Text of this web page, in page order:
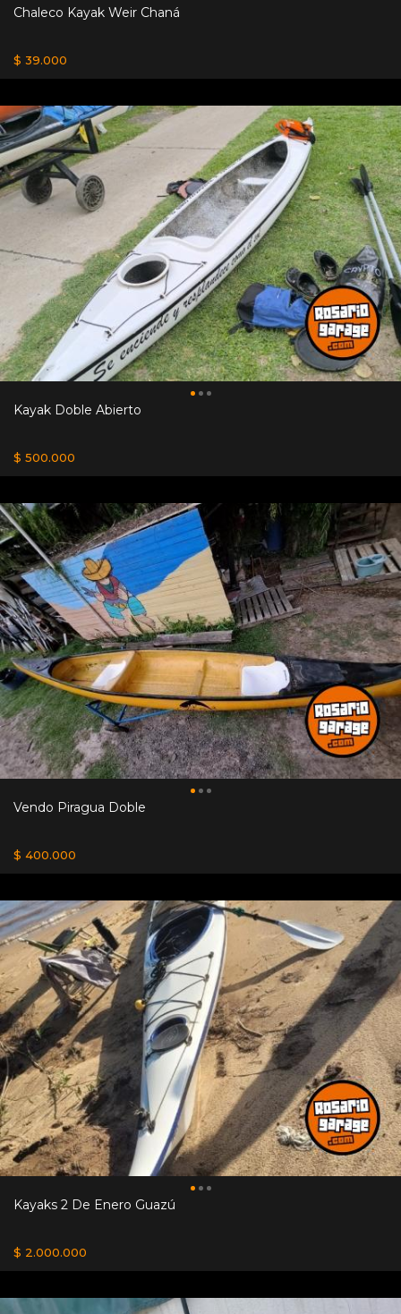
Chaleco Kayak Weir Chaná
$ 39.000
Kayak Doble Abierto
$ 500.000
Vendo Piragua Doble
$ 400.000
Kayaks 2 De Enero Guazú
$ 2.000.000